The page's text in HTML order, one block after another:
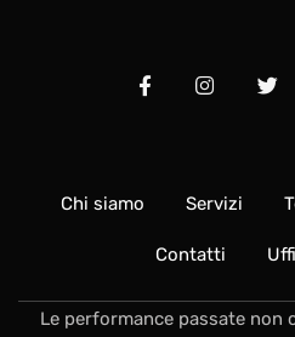
Chi siamo Servizi
Contatti
Le performance passate non